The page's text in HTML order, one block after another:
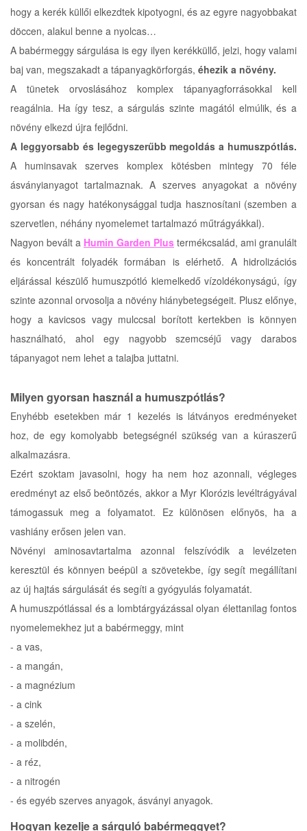
hogy a kerék küllői elkezdtek kipotyogni, és az egyre nagyobbakat
döccen, alakul benne a nyolcas…
A babérmeggy sárgulása is egy ilyen kerékküllő, jelzi, hogy valami
baj van, megszakadt a tápanyagkörforgás, éhezik a növény.
A tünetek orvoslásához komplex tápanyagforrásokkal kell
reagálnia. Ha így tesz, a sárgulás szinte magától elmúlik, és a
növény elkezd újra fejlődni.
A leggyorsabb és legegyszerűbb megoldás a humuszpótlás.
A huminsavak szerves komplex kötésben mintegy 70 féle
ásványianyagot tartalmaznak. A szerves anyagokat a növény
gyorsan és nagy hatékonysággal tudja hasznosítani (szemben a
szervetlen, néhány nyomelemet tartalmazó műtrágyákkal).
Nagyon bevált a Humin Garden Plus termékcsalád, ami granulált
és koncentrált folyadék formában is elérhető. A hidrolizációs
eljárással készülő humuszpótló kiemelkedő vízoldékonyságú, így
szinte azonnal orvosolja a növény hiánybetegségeit. Plusz előnye,
hogy a kavicsos vagy mulccsal borított kertekben is könnyen
használható, ahol egy nagyobb szemcséjű vagy darabos
tápanyagot nem lehet a talajba juttatni.
Milyen gyorsan használ a humuszpótlás?
Enyhébb esetekben már 1 kezelés is látványos eredményeket
hoz, de egy komolyabb betegségnél szükség van a kúraszerű
alkalmazásra.
Ezért szoktam javasolni, hogy ha nem hoz azonnali, végleges
eredményt az első beöntözés, akkor a Myr Klorózis levéltrágyával
támogassuk meg a folyamatot. Ez különösen előnyös, ha a
vashiány erősen jelen van.
Növényi aminosavtartalma azonnal felszívódik a levélzeten
keresztül és könnyen beépül a szövetekbe, így segít megállítani
az új hajtás sárgulását és segíti a gyógyulás folyamatát.
A humuszpótlással és a lombtárgyázással olyan élettanilag fontos
nyomelemekhez jut a babérmeggy, mint
- a vas,
- a mangán,
- a magnézium
- a cink
- a szelén,
- a molibdén,
- a réz,
- a nitrogén
- és egyéb szerves anyagok, ásványi anyagok.
Hogyan kezelje a sárguló babérmeggyet?